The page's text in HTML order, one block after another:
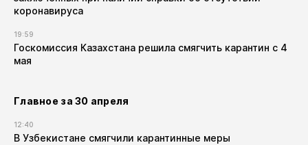
коронавируса
19:59
Госкомиссия Казахстана решила смягчить карантин с 4
мая
Главное за 30 апреля
12:40
В Узбекистане смягчили карантинные меры